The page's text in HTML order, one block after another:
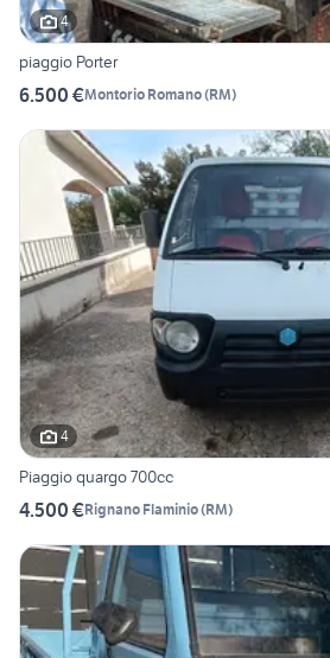
4
piaggio Porter
6.500 €Montorio Romano(RM)
4
Piaggio quargo 700cc
4.500 €Rignano Flaminio(RM)